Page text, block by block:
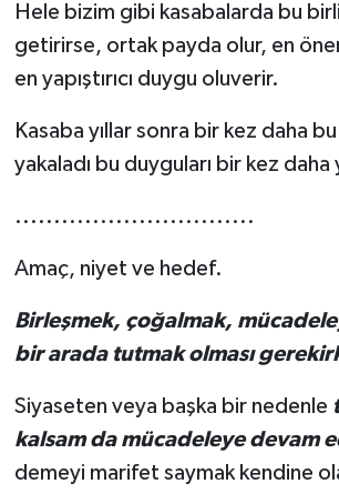
Hele bizim gibi kasabalarda bu
getirirse, ortak payda olur, en
en yapıştırıcı duygu oluverir.
Kasaba yıllar sonra bir kez daha bu
yakaladı bu duyguları bir kez daha
...............................
Amaç, niyet ve hedef.
Birleşmek, çoğalmak,
bir arada tutmak olması
Siyaseten veya başka bir nedenle
kalsam da mücadeleye devam
demeyi marifet saymak kendine